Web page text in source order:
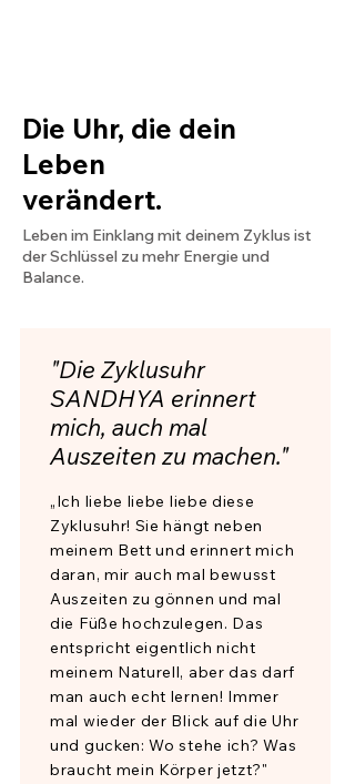
Die Uhr, die dein
Leben
verändert.
Leben im Einklang mit deinem Zyklus ist
der Schlüssel zu mehr Energie und
Balance.
"Die Zyklusuhr
SANDHYA erinnert
mich, auch mal
Auszeiten zu machen."
„Ich liebe liebe liebe diese
Zyklusuhr! Sie hängt neben
meinem Bett und erinnert mich
daran, mir auch mal bewusst
Auszeiten zu gönnen und mal
die Füße hochzulegen. Das
entspricht eigentlich nicht
meinem Naturell, aber das darf
man auch echt lernen! Immer
mal wieder der Blick auf die Uhr
und gucken: Wo stehe ich? Was
braucht mein Körper jetzt?"